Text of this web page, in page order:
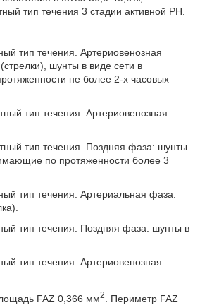
тип течения 3 стадии активной РН.
тип течения. Артериовенозная
шунты в виде сети в
не более 2-х часовых
тип течения. Артериовенозная
тип течения. Поздняя фаза: шунты
по протяженности более 3
тип течения. Артериальная фаза:
тип течения. Поздняя фаза: шунты в
тип течения. Артериовенозная
FAZ 0,366 мм2
. Периметр FAZ